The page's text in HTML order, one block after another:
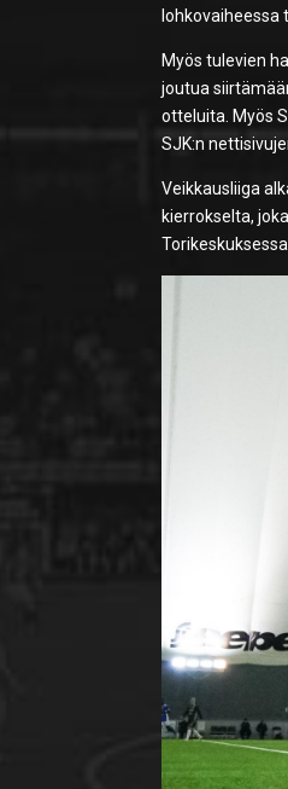
lohkovaiheessa
Myös tulevien
joutua
otteluita. Myös
SJK:n
Veikkausliiga
kierrokselta,